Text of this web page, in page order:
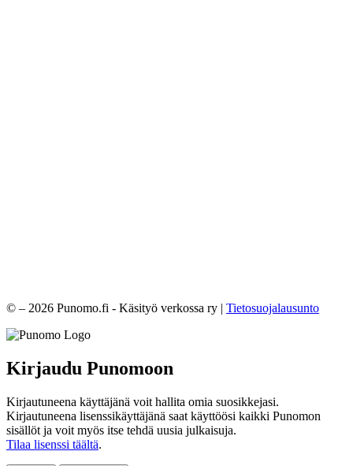
© – 2026 Punomo.fi - Käsityö verkossa ry | Tietosuojalausunto
Kirjaudu Punomoon
Kirjautuneena käyttäjänä voit hallita omia suosikkejasi.
Kirjautuneena lisenssikäyttäjänä saat käyttöösi kaikki Punomon
sisällöt ja voit myös itse tehdä uusia julkaisuja.
Tilaa lisenssi täältä.